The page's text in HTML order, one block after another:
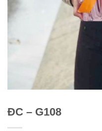
ĐC – G108